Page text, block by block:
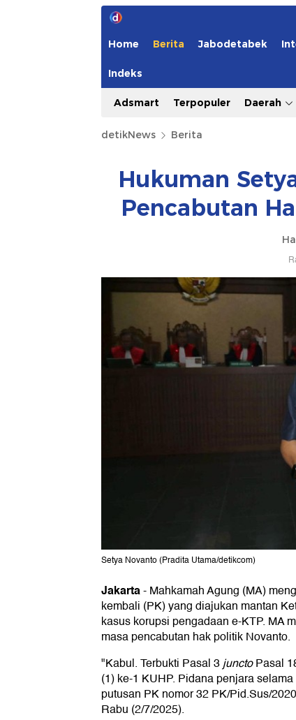
Home Berita Jabodetabek
Indeks
Adsmart Terpopuler Daerah
detikNews Berita
Hukuman
Pencabutan
Setya Novanto (Pradita Utama/detikcom)
Jakarta-Mahkamah Agung (MA)
kembali (PK) yang diajukan mantan
kasus korupsi pengadaan e-KTP. MA
masa pencabutan hak politik Novanto.
"Kabul. Terbukti Pasal 3junctoPasal
(1) ke-1 KUHP. Pidana penjara
putusan PK nomor 32 PK/Pid.Sus/
Rabu (2/7/2025).